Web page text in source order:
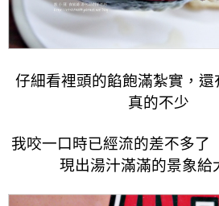
仔細看裡頭的餡飽滿紮實，還
真的不少
我咬一口時已經流的差不多了
現出湯汁滿滿的景象給